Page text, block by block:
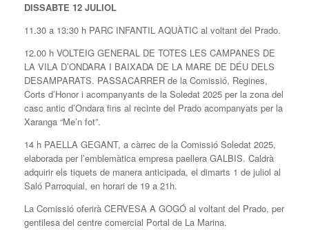
DISSABTE 12 JULIOL
11.30 a 13:30 h PARC INFANTIL AQUÀTIC al voltant del Prado.
12.00 h VOLTEIG GENERAL DE TOTES LES CAMPANES DE
LA VILA D’ONDARA I BAIXADA DE LA MARE DE DÉU DELS
DESAMPARATS. PASSACARRER de la Comissió, Regines,
Corts d’Honor i acompanyants de la Soledat 2025 per la zona del
casc antic d’Ondara fins al recinte del Prado acompanyats per la
Xaranga “Me’n fot”.
14 h PAELLA GEGANT, a càrrec de la Comissió Soledat 2025,
elaborada per l’emblemàtica empresa paellera GALBIS. Caldrà
adquirir els tiquets de manera anticipada, el dimarts 1 de juliol al
Saló Parroquial, en horari de 19 a 21h.
La Comissió oferirà CERVESA A GOGÓ al voltant del Prado, per
gentilesa del centre comercial Portal de La Marina.